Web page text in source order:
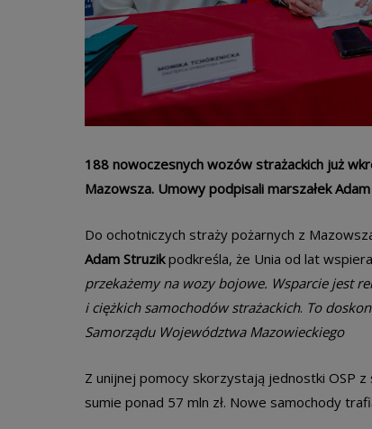
188 nowoczesnych wozów strażackich już
Mazowsza. Umowy podpisali marszałek
Do ochotniczych straży pożarnych z
Adam Struzikpodkreśla, że Unia od lat
przekażemy na wozy bojowe. Wsparcie jest
i ciężkich samochodów strażackich. To
Samorządu Województwa Mazowieckiego
Z unijnej pomocy skorzystają jednostki OSP
sumie ponad 57 mln zł. Nowe samochody